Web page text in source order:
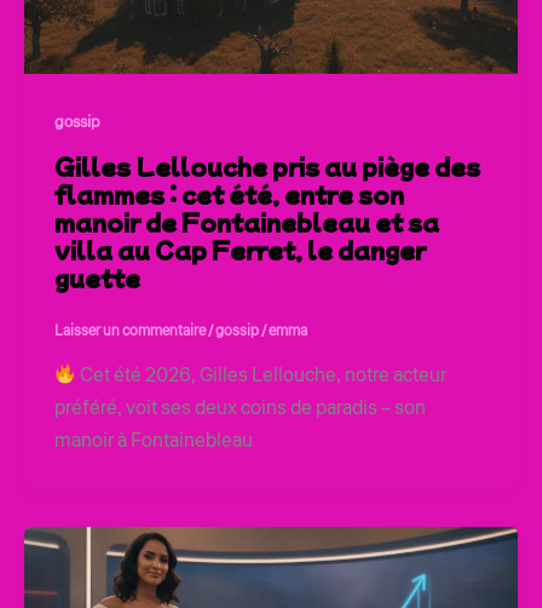
gossip
Gilles Lellouche pris au piège des
flammes : cet été, entre son
manoir de Fontainebleau et sa
villa au Cap Ferret, le danger
guette
Laisser un commentaire/gossip/emma
Cet été 2026, Gilles Lellouche, notre acteur
préféré, voit ses deux coins de paradis – son
manoir à Fontainebleau